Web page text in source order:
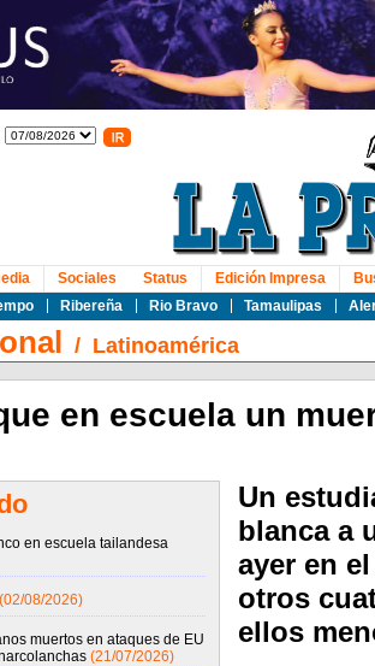
Ribereña Rio Bravo Tamaulipas
Sociales Status Edición Impresa
/ Latinoamérica
en escuela un
en escuela tailandesa
(02/08/2026)
muertos en ataques de EU
(21/07/2026)
Un
blanca a
ayer en
otros
ellos